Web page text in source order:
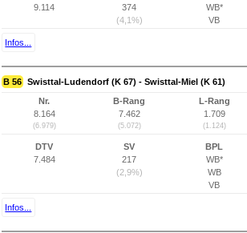
9.114
374
(4,1%)
WB*
VB
Infos...
B 56 Swisttal-Ludendorf (K 67) - Swisttal-Miel (K 61)
Nr.
8.164
(6.979)
B-Rang
7.462
(5.072)
L-Rang
1.709
(1.124)
DTV
7.484
SV
217
(2,9%)
BPL
WB*
WB
VB
Infos...